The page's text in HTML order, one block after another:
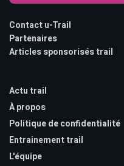
Contact u-Trail
Partenaires
Articles sponsorisés trail
Actu trail
À propos
Politique de confidentialité
Entrainement trail
L'équipe